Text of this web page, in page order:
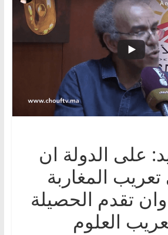
على الدولة ان
المغاربة
وان تقدم الحصيلة
العلوم